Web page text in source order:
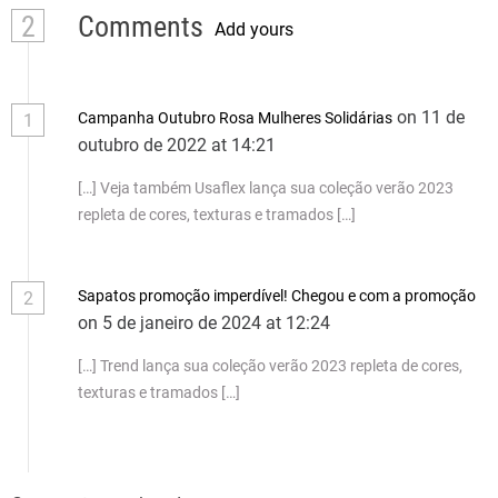
2 Comments Add yours
1 Campanha Outubro Rosa Mulheres Solidárias on 11 de
outubro de 2022 at 14:21
[…] Veja também Usaflex lança sua coleção verão 2023
repleta de cores, texturas e tramados […]
2 Sapatos promoção imperdível! Chegou e com a promoção
on 5 de janeiro de 2024 at 12:24
[…] Trend lança sua coleção verão 2023 repleta de cores,
texturas e tramados […]